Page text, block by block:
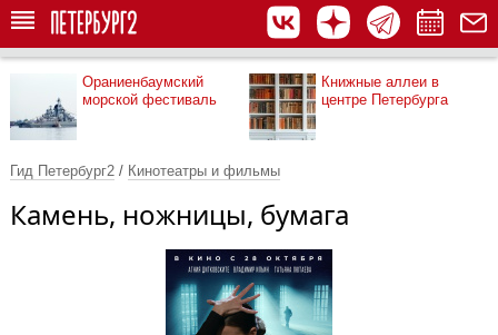
Ораниенбаумский
морской фестиваль
Книжные аллеи в
центре Петербурга
Гид Петербург2 / Кинотеатры и фильмы
Камень, ножницы, бумага